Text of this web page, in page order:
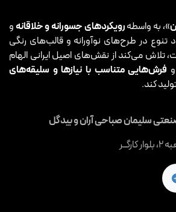
»، به واسطهرویکردهای جسورانه و خلاقانهو
تنوع در طرح‌های نوآورانه و قالب‌های رنگی
تلاش می‌کند از نقش‌های اصیل ایرانی الهام
فرش‌هایی متناسب با نیازها و سلیقه‌های
کند.
سلیمان صباحی آران و بیدگل